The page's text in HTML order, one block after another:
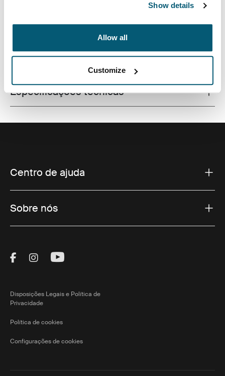
Show details
Allow all
Customize
Todos os recursos
Especificações técnicas
Centro de ajuda
Sobre nós
Visit Thule on Facebook (external link)
Visit Thule on Instagram (external link)
Visit Thule on Youtube (external
Disposições Legais e Política de
Privacidade
Política de cookies
Configurações de cookies